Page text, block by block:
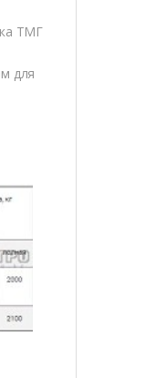
ТМГ
для